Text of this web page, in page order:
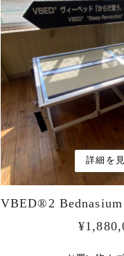
詳細を
VBED®︎2
¥